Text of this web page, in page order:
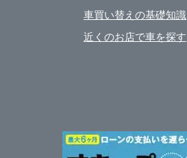
車買い替えの基礎知識
近くのお店で車を探す